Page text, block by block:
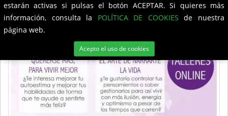
estarán activas si pulsas el botón ACEPTAR. Si quieres más
información, consulta la POLÍTICA DE COOKIESde nuestra
página web.
Acepto el uso de cookies